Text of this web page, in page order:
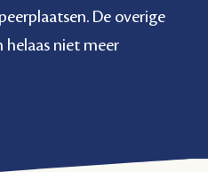
De overige
helaas niet meer